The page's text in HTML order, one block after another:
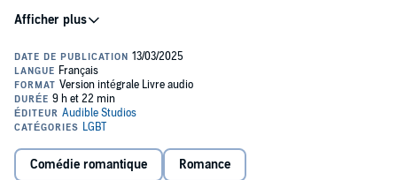
Je recherche : mon Évidence.
Un être qui fait pétiller mes sens.
Une personne pure comme le cristal.
Mon objectif : dénicher la perle rare qui me rendra mon inspiration
©2024 Noémie Dargaud (P)2025 Audible GmbH
Comédie romantique Romance